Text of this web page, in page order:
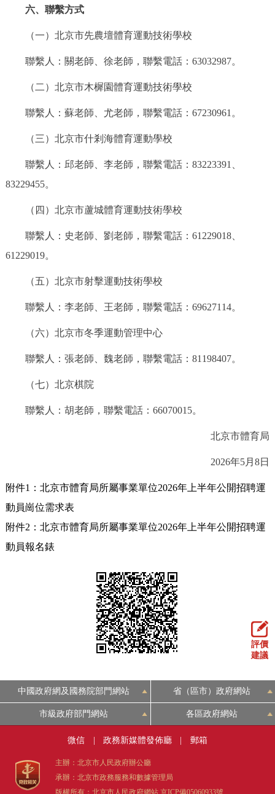
六、聯繫方式
（一）北京市先農壇體育運動技術學校
聯繫人：關老師、徐老師，聯繫電話：63032987。
（二）北京市木樨園體育運動技術學校
聯繫人：蘇老師、尤老師，聯繫電話：67230961。
（三）北京市什剎海體育運動學校
聯繫人：邱老師、李老師，聯繫電話：83223391、
83229455。
（四）北京市蘆城體育運動技術學校
聯繫人：史老師、劉老師，聯繫電話：61229018、
61229019。
（五）北京市射擊運動技術學校
聯繫人：李老師、王老師，聯繫電話：69627114。
（六）北京市冬季運動管理中心
聯繫人：張老師、魏老師，聯繫電話：81198407。
（七）北京棋院
聯繫人：胡老師，聯繫電話：66070015。
北京市體育局
2026年5月8日
附件1：北京市體育局所屬事業單位2026年上半年公開招聘運
動員崗位需求表
附件2：北京市體育局所屬事業單位2026年上半年公開招聘運
動員報名錶
評價
建議
中國政府網及國務院部門網站 省（區市）政府網站
市級政府部門網站 各區政府網站
微信 政務新媒體發佈廳 郵箱
主辦：北京市人民政府辦公廳
承辦：北京市政務服務和數據管理局
版權所有：北京市人民政府網站 京ICP備05060933號